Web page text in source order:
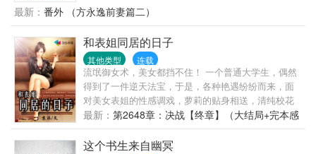
快那就都别痛快。男知青拦住求在一起，韩可情急之
下手一抖，一杯灵泉水洒在了男知青裤裆上……那后
果……女知青陷害，那就收走他们衣服，让他们‘光’明
正大在一起。二叔阴险，原来工作是自家亲爹的啊！
那得赶快拿回来让他回家种地。奶奶作妖，那就把她
嫁出去，反正已经嫁两回了不差第三回。韩可和亲妈
阴险一笑。杨树沟的社员们发现，家家都吃不饱，为
啥老韩家越过越好？韩可：那个兵哥，我不想英年早
婚，要不你再考虑考虑？
最新： 番外 （方永逸前妻篇二）
和表姐同居的日子
其他类型 连载
流氓御女术，美女都挡不住！ 一个普通大学生，偶然
得到了一件逆天法宝，于是，各种艳遇纷纷而来，面
对美女表姐的性感调戏，萝莉的贴身相送，清纯校花
的真情表白，美女老师的勾搭，秦天，终于沦落了，
开始往成为一个坐拥后宫三千的都市皇帝之路发
展……
最新： 第2648章：决战【终章】（大结局+完本感
言）
这个书生来自幽冥